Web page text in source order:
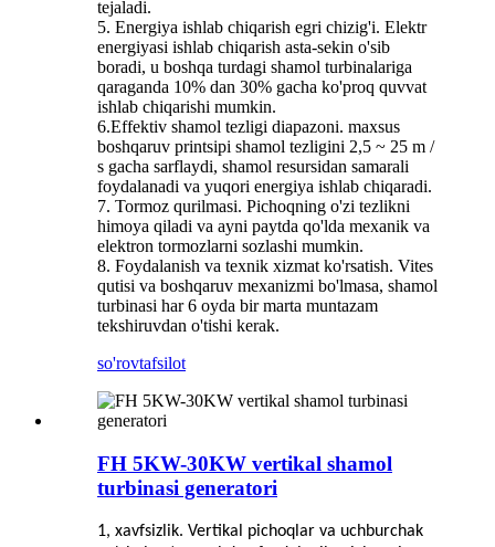
tejaladi.
5. Energiya ishlab chiqarish egri chizig'i. Elektr
energiyasi ishlab chiqarish asta-sekin o'sib
boradi, u boshqa turdagi shamol turbinalariga
qaraganda 10% dan 30% gacha ko'proq quvvat
ishlab chiqarishi mumkin.
6.Effektiv shamol tezligi diapazoni. maxsus
boshqaruv printsipi shamol tezligini 2,5 ~ 25 m /
s gacha sarflaydi, shamol resursidan samarali
foydalanadi va yuqori energiya ishlab chiqaradi.
7. Tormoz qurilmasi. Pichoqning o'zi tezlikni
himoya qiladi va ayni paytda qo'lda mexanik va
elektron tormozlarni sozlashi mumkin.
8. Foydalanish va texnik xizmat ko'rsatish. Vites
qutisi va boshqaruv mexanizmi bo'lmasa, shamol
turbinasi har 6 oyda bir marta muntazam
tekshiruvdan o'tishi kerak.
so'rovtafsilot
FH 5KW-30KW vertikal shamol
turbinasi generatori
1, xavfsizlik. Vertikal pichoqlar va uchburchak